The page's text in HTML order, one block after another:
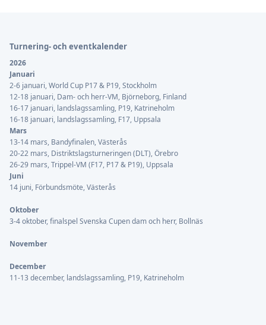
Turnering- och eventkalender
2026
Januari
2-6 januari, World Cup P17 & P19, Stockholm
12-18 januari, Dam- och herr-VM, Björneborg, Finland
16-17 januari, landslagssamling, P19, Katrineholm
16-18 januari, landslagssamling, F17, Uppsala
Mars
13-14 mars, Bandyfinalen, Västerås
20-22 mars, Distriktslagsturneringen (DLT), Örebro
26-29 mars, Trippel-VM (F17, P17 & P19), Uppsala
Juni
14 juni, Förbundsmöte, Västerås
Oktober
3-4 oktober, finalspel Svenska Cupen dam och herr, Bollnäs
November
December
11-13 december, landslagssamling, P19, Katrineholm